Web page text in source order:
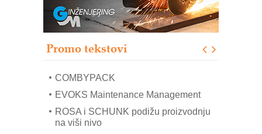
Promo tekstovi
Pranje točkova na gradilištu- standard
modernog i odgovornog građenja
mrežnog pretvarača sa tečnim
COMBYPACK
EVOKS Maintenance Management
ROSA i SCHUNK podižu proizvodnju
na viši nivo